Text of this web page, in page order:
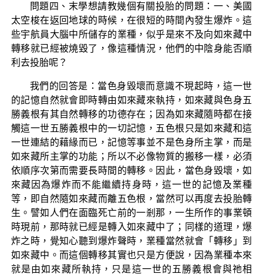
問題四、末學想請教幾個有關投胎的問題：一、美國
太空梭在返回地球的時候，在很短的時間內發生爆炸。這
些宇航員大腦中所儲存的業種，似乎是來不及向如來藏中
轉移就已經被燒毀了，像這種情況，他們的中陰身能否順
利去投胎呢？
我們的回答是：當色身毀壞而意識不現起時，這一世
的記憶自然就會即時轉由如來藏來執持，如來藏與色身五
勝義根有其自然轉移的功德存在；因為如來藏隨時都在接
觸這一世五勝義根中的一切記憶，五色根只是如來藏和這
一世連結的藉緣而已，記憶等事並不是色身所主掌，而是
如來藏所主掌的功能；所以不必像物質的搬移一樣，必須
依順序次第而需要長時間的轉移。因此，當色身毀壞，如
來藏因為爆炸而不能繼續持身時，這一世的記憶及業種
等，即自然隨如來藏而離五色根，當然可以再度去投胎轉
生。譬如人們在面臨死亡前的一剎那，一生所作的事業頓
時現前，那時就已經是轉入如來藏中了；同樣的道理，爆
炸之時，覺知心聽到爆炸聲時，業種當然就會「轉移」到
如來藏中。而這個轉移其實也只是方便說，因為業種本來
就是由如來藏所執持，只是這一世的五勝義根會與祂相